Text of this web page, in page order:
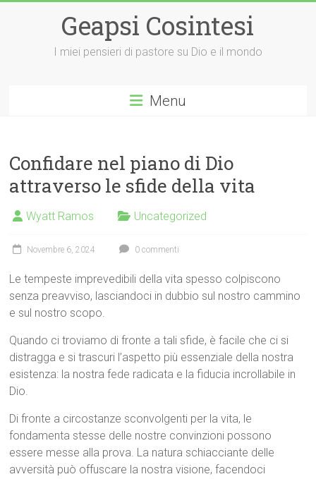
Geapsi Cosintesi
I miei pensieri di pastore su Dio e il mondo
Menu
Confidare nel piano di Dio
attraverso le sfide della vita
Wyatt Ramos Uncategorized
Novembre 6, 2024 0 commenti
Le tempeste imprevedibili della vita spesso colpiscono
senza preavviso, lasciandoci in dubbio sul nostro cammino
e sul nostro scopo.
Quando ci troviamo di fronte a tali sfide, è facile che ci si
distragga e si trascuri l’aspetto più essenziale della nostra
esistenza: la nostra fede radicata e la fiducia incrollabile in
Dio.
Di fronte a circostanze sconvolgenti per la vita, le
fondamenta stesse delle nostre convinzioni possono
essere messe alla prova. La natura schiacciante delle
avversità può offuscare la nostra visione, facendoci